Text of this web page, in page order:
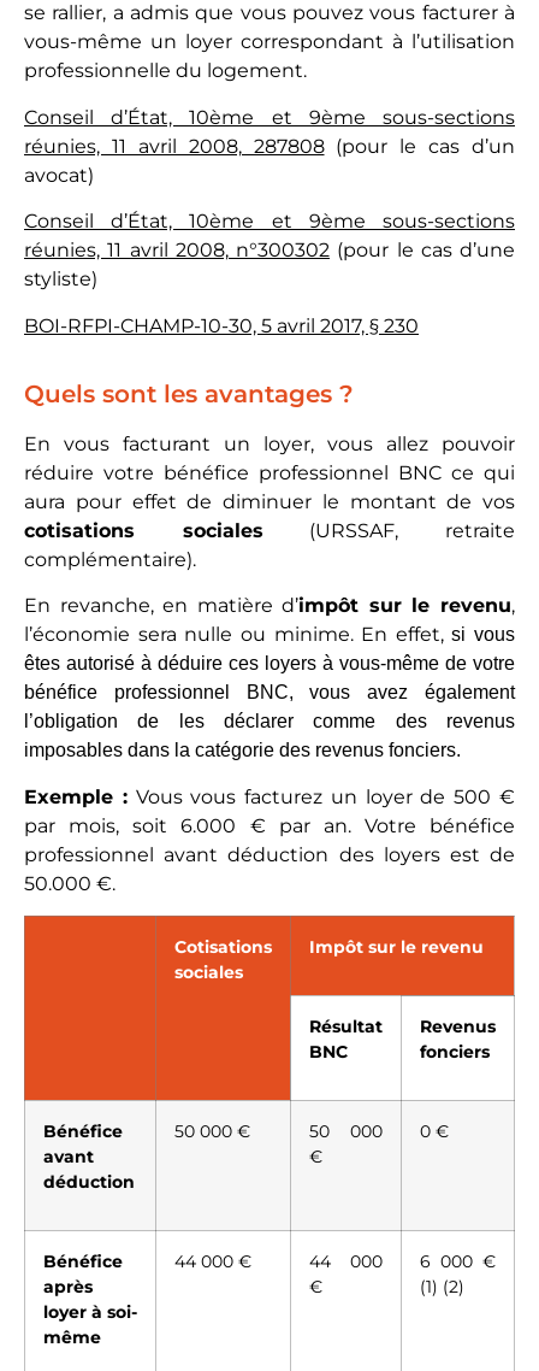
se rallier, a admis que vous pouvez vous facturer à
vous-même un loyer correspondant à l’utilisation
professionnelle du logement.
Conseil d’État, 10ème et 9ème sous-sections
réunies, 11 avril 2008, 287808(pour le cas d’un
avocat)
Conseil d’État, 10ème et 9ème sous-sections
réunies, 11 avril 2008, n°300302 (pour le cas d’une
styliste)
BOI-RFPI-CHAMP-10-30, 5 avril 2017, § 230
Quels sont les avantages ?
En vous facturant un loyer, vous allez pouvoir
réduire votre bénéfice professionnel BNC ce qui
aura pour effet de diminuer le montant de vos
cotisations sociales (URSSAF, retraite
complémentaire).
En revanche, en matière d’impôt sur le revenu,
l’économie sera nulle ou minime. En effet,si vous
êtes autorisé à déduire ces loyers à vous-même de votre
bénéfice professionnel BNC, vous avez également
l’obligation de les déclarer comme des revenus
imposables dans la catégorie des revenus fonciers.
Exemple :Vous vous facturez un loyer de 500 €
par mois, soit 6.000 € par an. Votre bénéfice
professionnel avant déduction des loyers est de
50.000 €.
Cotisations
sociales
Impôt sur le revenu
Résultat
BNC
Revenus
fonciers
Bénéfice
avant
déduction
50 000 €
50 000
€
0 €
Bénéfice
après
loyer à soi-
même
44 000 €
44 000
€
6 000 €
(1) (2)